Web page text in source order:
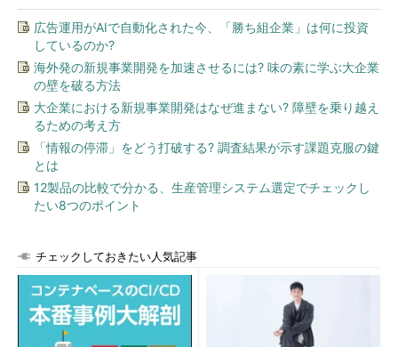
広告運用がAIで自動化された今、「勝ち組企業」は何に投資
しているのか?
海外発の新規事業開発を加速させるには? 味の素に学ぶ大企業
の壁を破る方法
大企業における新規事業開発はなぜ進まない? 障壁を乗り越え
るための考え方
「情報の停滞」をどう打破する? 調査結果が示す課題克服の鍵
とは
12製品の比較で分かる、生産管理システム選定でチェックし
たい8つのポイント
チェックしておきたい人気記事